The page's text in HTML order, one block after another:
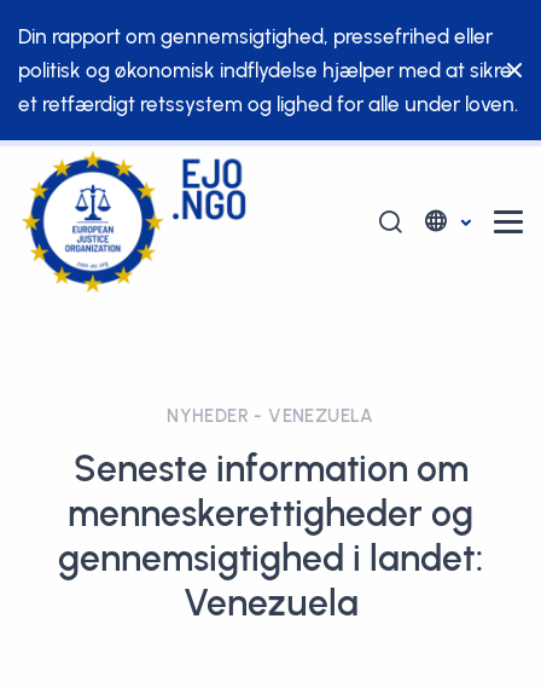
Din rapport om gennemsigtighed, pressefrihed eller
politisk og økonomisk indflydelse hjælper med at sikre
et retfærdigt retssystem og lighed for alle under loven.
NYHEDER - VENEZUELA
Seneste information om
menneskerettigheder og
gennemsigtighed i landet:
Venezuela